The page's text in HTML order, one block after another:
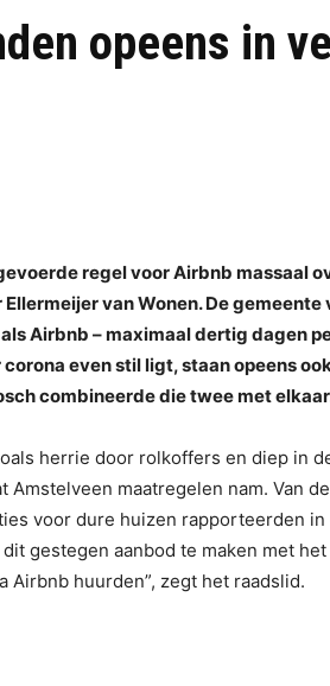
opeens in
regel voor Airbnb massaal
van Wonen. De gemeente
Airbnb – maximaal dertig dagen
even stil ligt, staan opeens
combineerde die twee met
herrie door rolkoffers en diep in
Amstelveen maatregelen nam. Van
voor dure huizen rapporteerden in
gestegen aanbod te maken met
Airbnb huurden”, zegt het raadslid.